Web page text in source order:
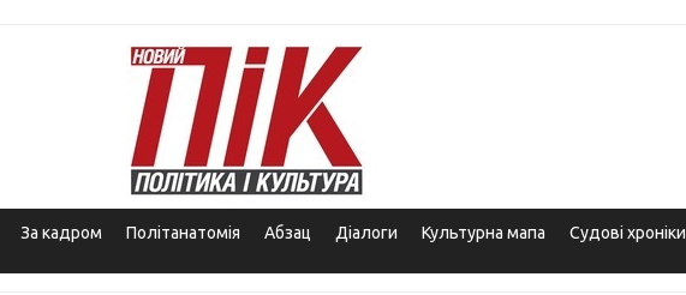
За кадром Політанатомія Абзац Діалоги Культурна мапа Судові хроніки